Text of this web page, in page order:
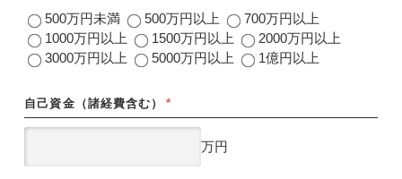
500万円未満 500万円以上
700万円以上
1000万円以上
1500万円以上
2000万円以上
3000万円以上
5000万円以上 1億円以上
自己資金（諸経費含む） *
万円